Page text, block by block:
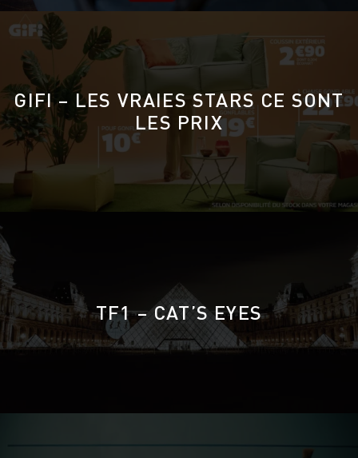
GIFI – LES VRAIES STARS CE SONT
LES PRIX
TF1 – CAT’S EYES